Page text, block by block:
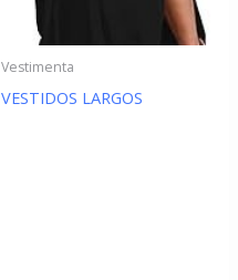
Vestimenta
VESTIDOS LARGOS